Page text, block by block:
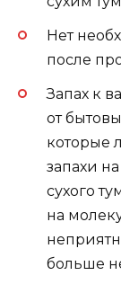
Нет
после
Запах к
от
которые
запахи
сухого
на
больше